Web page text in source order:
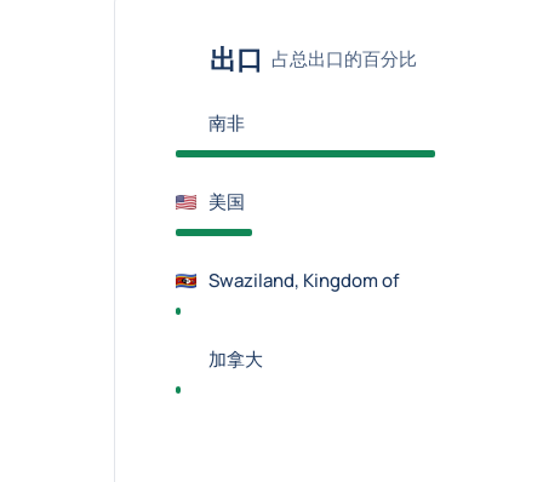
出口 占总出口的百分比
南非
美国
Swaziland, Kingdom of
加拿大